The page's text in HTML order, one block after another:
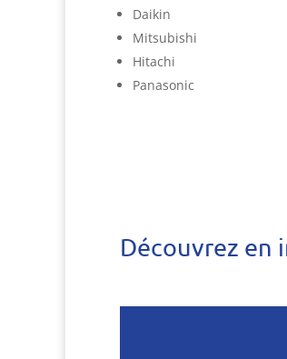
Daikin
Mitsubishi
Hitachi
Panasonic
Découvrez en